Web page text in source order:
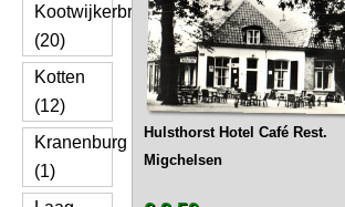
Kootwijkerbroek
(20)
Kotten
(12)
Kranenburg
(1)
Hulsthorst Hotel Café Rest.
Migchelsen